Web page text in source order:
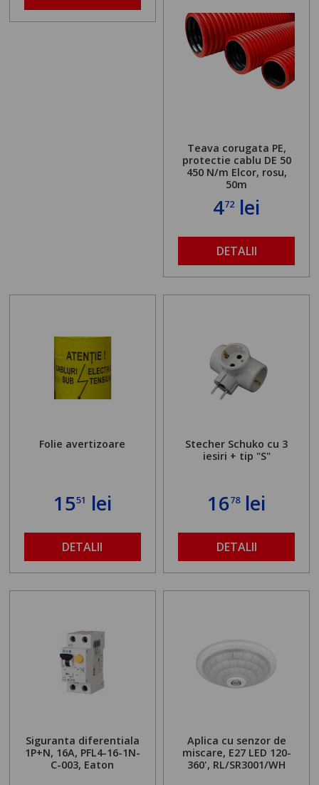
Teava corugata PE,
protectie cablu DE 50
450 N/m Elcor, rosu,
50m
472 lei
DETALII
Folie avertizoare
1551 lei
DETALII
Stecher Schuko cu 3
iesiri + tip "S"
1678lei
DETALII
Siguranta diferentiala
1P+N, 16A, PFL4-16-1N-
C-003, Eaton
Aplica cu senzor de
miscare, E27 LED 120-
360', RL/SR3001/WH